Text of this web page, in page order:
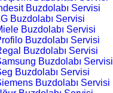
Buzdolabı Servisi
Buzdolabı Servisi
Buzdolabı Servisi
Buzdolabı Servisi
Buzdolabı Servisi
Buzdolabı Servisi
Buzdolabı Servisi
Buzdolabı Servisi